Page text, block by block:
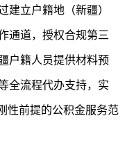
建立户籍地（新疆）
通道，授权合规第三
户籍人员提供材料预
全流程代办支持，实
性前提的公积金服务范